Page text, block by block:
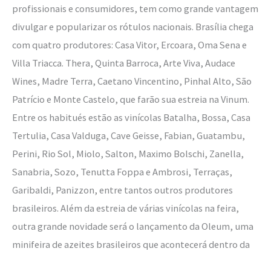
profissionais e consumidores, tem como grande vantagem
divulgar e popularizar os rótulos nacionais. Brasília chega
com quatro produtores: Casa Vitor, Ercoara, Oma Sena e
Villa Triacca. Thera, Quinta Barroca, Arte Viva, Audace
Wines, Madre Terra, Caetano Vincentino, Pinhal Alto, São
Patrício e Monte Castelo, que farão sua estreia na Vinum.
Entre os habitués estão as vinícolas Batalha, Bossa, Casa
Tertulia, Casa Valduga, Cave Geisse, Fabian, Guatambu,
Perini, Rio Sol, Miolo, Salton, Maximo Bolschi, Zanella,
Sanabria, Sozo, Tenutta Foppa e Ambrosi, Terraças,
Garibaldi, Panizzon, entre tantos outros produtores
brasileiros. Além da estreia de várias vinícolas na feira,
outra grande novidade será o lançamento da Oleum, uma
minifeira de azeites brasileiros que acontecerá dentro da